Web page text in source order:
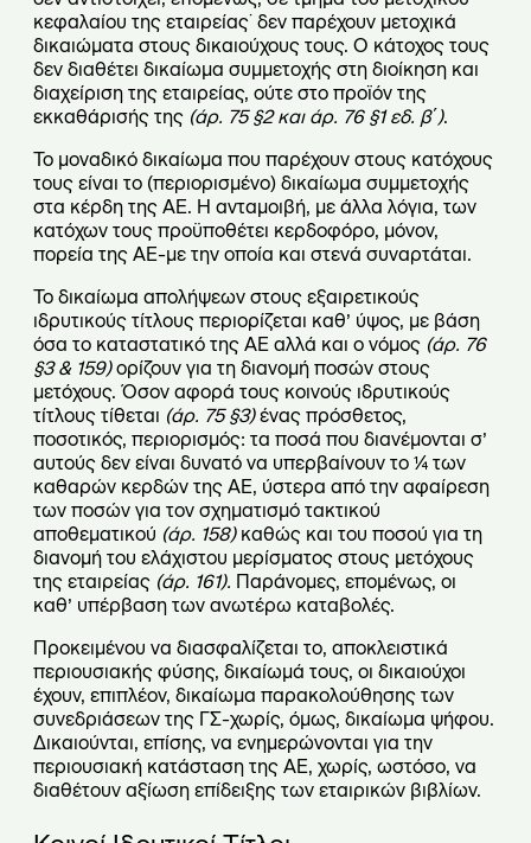
κεφαλαίου της εταιρείας˙ δεν παρέχουν μετοχικά
δικαιώματα στους δικαιούχους τους. Ο κάτοχος τους
δεν διαθέτει δικαίωμα συμμετοχής στη διοίκηση και
διαχείριση της εταιρείας, ούτε στο προϊόν της
εκκαθάρισής της (άρ. 75 §2 και άρ. 76 §1 εδ. β΄).
Το μοναδικό δικαίωμα που παρέχουν στους κατόχους
τους είναι το (περιορισμένο) δικαίωμα συμμετοχής
στα κέρδη της ΑΕ. Η ανταμοιβή, με άλλα λόγια, των
κατόχων τους προϋποθέτει κερδοφόρο, μόνον,
πορεία της ΑΕ-με την οποία και στενά συναρτάται.
Το δικαίωμα απολήψεων στους εξαιρετικούς
ιδρυτικούς τίτλους περιορίζεται καθ’ ύψος, με βάση
όσα το καταστατικό της ΑΕ αλλά και ο νόμος (άρ. 76
§3 & 159)ορίζουν για τη διανομή ποσών στους
μετόχους. Όσον αφορά τους κοινούς ιδρυτικούς
τίτλους τίθεται (άρ. 75 §3)ένας πρόσθετος,
ποσοτικός, περιορισμός: τα ποσά που διανέμονται σ’
αυτούς δεν είναι δυνατό να υπερβαίνουν το ¼ των
καθαρών κερδών της ΑΕ, ύστερα από την αφαίρεση
των ποσών για τον σχηματισμό τακτικού
αποθεματικού (άρ. 158)καθώς και του ποσού για τη
διανομή του ελάχιστου μερίσματος στους μετόχους
της εταιρείας (άρ. 161). Παράνομες, επομένως, οι
καθ’ υπέρβαση των ανωτέρω καταβολές.
Προκειμένου να διασφαλίζεται το, αποκλειστικά
περιουσιακής φύσης, δικαίωμά τους, οι δικαιούχοι
έχουν, επιπλέον, δικαίωμα παρακολούθησης των
συνεδριάσεων της ΓΣ-χωρίς, όμως, δικαίωμα ψήφου.
Δικαιούνται, επίσης, να ενημερώνονται για την
περιουσιακή κατάσταση της ΑΕ, χωρίς, ωστόσο, να
διαθέτουν αξίωση επίδειξης των εταιρικών βιβλίων.